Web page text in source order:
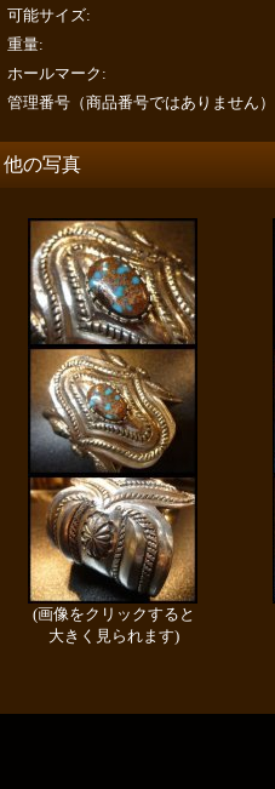
可能サイズ:
重量:
ホールマーク :
管理番号（商品番号ではありません）
他の写真
(画像をクリックすると
大きく見られます)